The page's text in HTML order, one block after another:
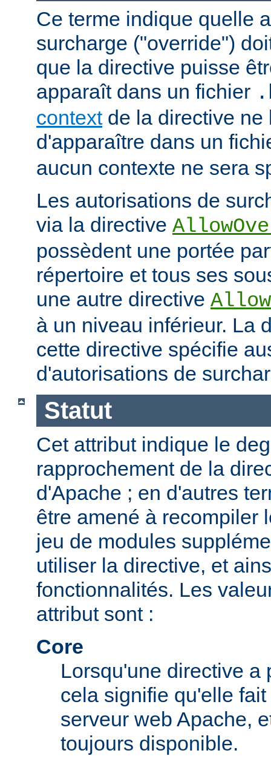
Ce terme indique quelle
surcharge ("override")
que la directive puisse
apparaît dans un fichier
contextde la directive ne
d'apparaître dans un
aucun contexte ne sera
Les autorisations de
via la directive
possèdent une portée
répertoire et tous ses
une autre directive
à un niveau inférieur. La
cette directive spécifie
d'autorisations de
Statut
Cet attribut indique le
rapprochement de la
d'Apache ; en d'autres
être amené à recompiler
jeu de modules
utiliser la directive, et
fonctionnalités. Les
attribut sont :
Core
Lorsqu'une directive a
cela signifie qu'elle
serveur web Apache,
toujours disponible.